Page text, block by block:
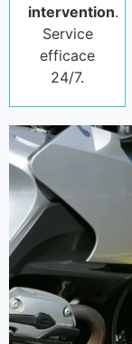
intervention.
Service
efficace
24/7.